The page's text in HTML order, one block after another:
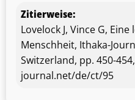
Zitierweise:
Lovelock J, Vince G,
Menschheit, Ithaka-
Switzerland, pp. 450-
journal.net/de/ct/95